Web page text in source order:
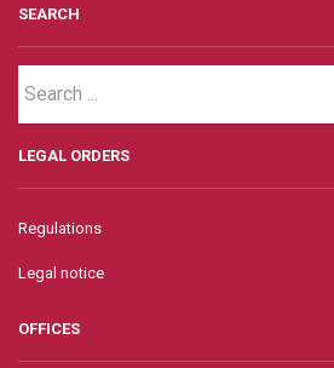
SEARCH
LEGAL ORDERS
Regulations
Legal notice
OFFICES